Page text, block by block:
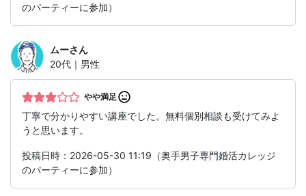
のパーティーに参加）
ムーさん
20代｜男性
やや満足
丁寧で分かりやすい講座でした。無料個別相談も受けてみよ
うと思います。
投稿日時：2026-05-30 11:19（奥手男子専門婚活カレッジ
のパーティーに参加）